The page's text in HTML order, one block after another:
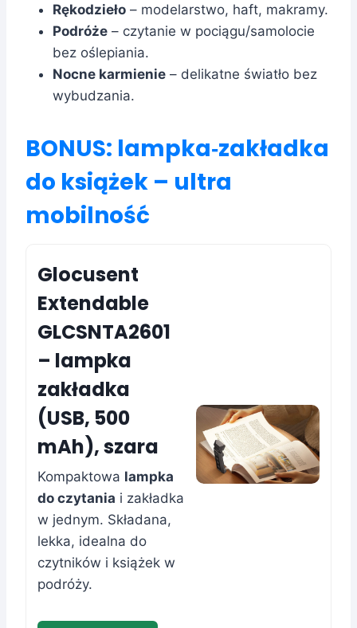
Rękodzieło – modelarstwo, haft, makramy.
Podróże – czytanie w pociągu/samolocie
bez oślepiania.
Nocne karmienie – delikatne światło bez
wybudzania.
BONUS: lampka‑zakładka
do książek – ultra
mobilność
Glocusent
Extendable
GLCSNTA2601
– lampka
zakładka
(USB, 500
mAh), szara
Kompaktowa lampka
do czytania i zakładka
w jednym. Składana,
lekka, idealna do
czytników i książek w
podróży.